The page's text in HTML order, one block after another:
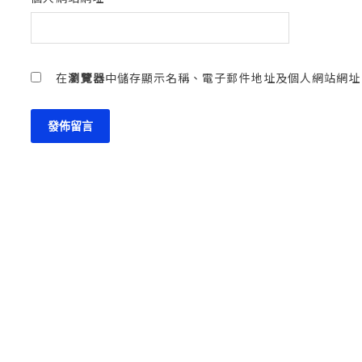
在瀏覽器中儲存顯示名稱、電子郵件地址及個人網站網